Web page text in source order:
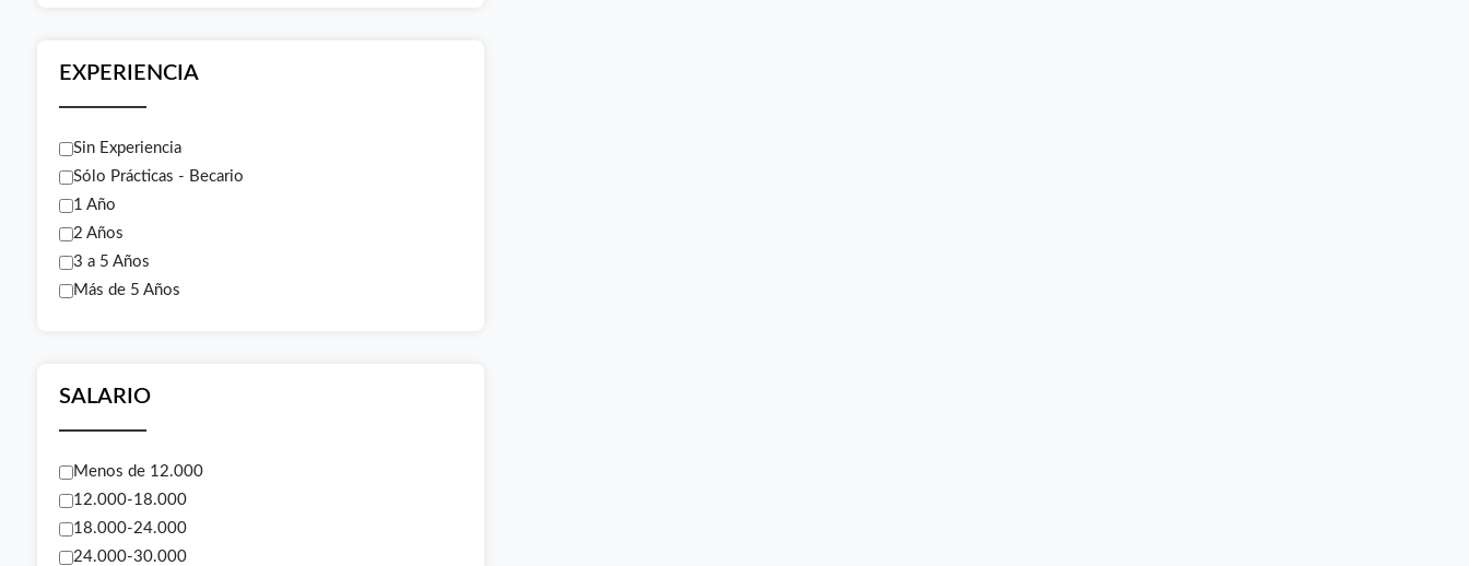
EXPERIENCIA
Sin Experiencia
Sólo Prácticas - Becario
1 Año
2 Años
3 a 5 Años
Más de 5 Años
SALARIO
Menos de 12.000
12.000-18.000
18.000-24.000
24.000-30.000